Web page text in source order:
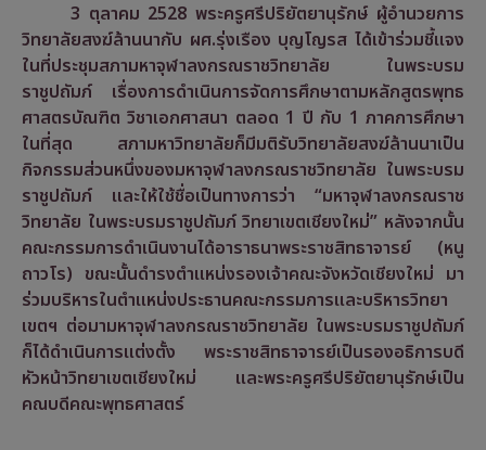
3 ตุลาคม 2528 พระครูศรีปริยัตยานุรักษ์ ผู้อำนวยการ
วิทยาลัยสงฆ์ล้านนากับ ผศ.รุ่งเรือง บุญโญรส ได้เข้าร่วมชี้แจง
ในที่ประชุมสภามหาจุฬาลงกรณราชวิทยาลัย ในพระบรม
ราชูปถัมภ์ เรื่องการดำเนินการจัดการศึกษาตามหลักสูตรพุทธ
ศาสตรบัณฑิต วิชาเอกศาสนา ตลอด 1 ปี กับ 1 ภาคการศึกษา
ในที่สุด สภามหาวิทยาลัยก็มีมติรับวิทยาลัยสงฆ์ล้านนาเป็น
กิจกรรมส่วนหนึ่งของมหาจุฬาลงกรณราชวิทยาลัย ในพระบรม
ราชูปถัมภ์ และให้ใช้ชื่อเป็นทางการว่า “มหาจุฬาลงกรณราช
วิทยาลัย ในพระบรมราชูปถัมภ์ วิทยาเขตเชียงใหม่” หลังจากนั้น
คณะกรรมการดำเนินงานได้อาราธนาพระราชสิทธาจารย์ (หนู
ถาวโร) ขณะนั้นดำรงตำแหน่งรองเจ้าคณะจังหวัดเชียงใหม่ มา
ร่วมบริหารในตำแหน่งประธานคณะกรรมการและบริหารวิทยา
เขตฯ ต่อมามหาจุฬาลงกรณราชวิทยาลัย ในพระบรมราชูปถัมภ์
ก็ได้ดำเนินการแต่งตั้ง พระราชสิทธาจารย์เป็นรองอธิการบดี
หัวหน้าวิทยาเขตเชียงใหม่ และพระครูศรีปริยัตยานุรักษ์เป็น
คณบดีคณะพุทธศาสตร์